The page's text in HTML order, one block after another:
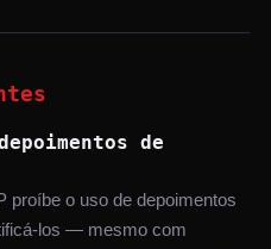
de
proíbe o uso de depoimentos
los — mesmo com